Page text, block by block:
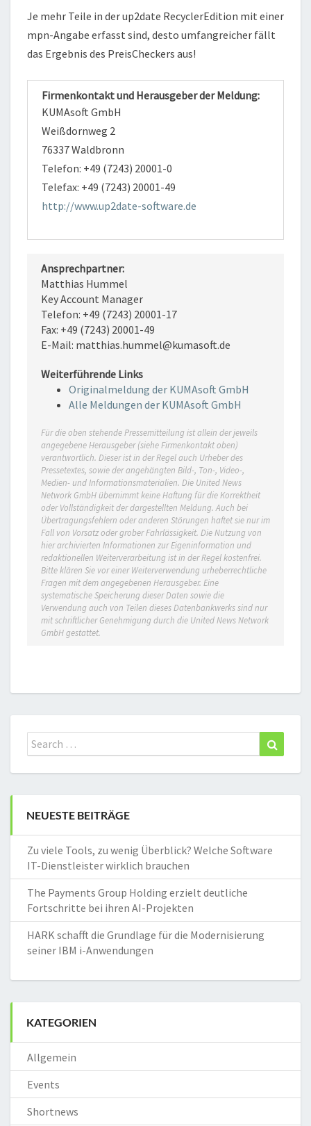
Je mehr Teile in der up2date RecyclerEdition mit einer
mpn-Angabe erfasst sind, desto umfangreicher fällt
das Ergebnis des PreisCheckers aus!
Firmenkontakt und Herausgeber der Meldung:
KUMAsoft GmbH
Weißdornweg 2
76337 Waldbronn
Telefon: +49 (7243) 20001-0
Telefax: +49 (7243) 20001-49
http://www.up2date-software.de
Ansprechpartner:
Matthias Hummel
Key Account Manager
Telefon: +49 (7243) 20001-17
Fax: +49 (7243) 20001-49
E-Mail: matthias.hummel@kumasoft.de
Weiterführende Links
Originalmeldung der KUMAsoft GmbH
Alle Meldungen der KUMAsoft GmbH
Für die oben stehende Pressemitteilung ist allein der jeweils
angegebene Herausgeber (siehe Firmenkontakt oben)
verantwortlich. Dieser ist in der Regel auch Urheber des
Pressetextes, sowie der angehängten Bild-, Ton-, Video-,
Medien- und Informationsmaterialien. Die United News
Network GmbH übernimmt keine Haftung für die Korrektheit
oder Vollständigkeit der dargestellten Meldung. Auch bei
Übertragungsfehlern oder anderen Störungen haftet sie nur im
Fall von Vorsatz oder grober Fahrlässigkeit. Die Nutzung von
hier archivierten Informationen zur Eigeninformation und
redaktionellen Weiterverarbeitung ist in der Regel kostenfrei.
Bitte klären Sie vor einer Weiterverwendung urheberrechtliche
Fragen mit dem angegebenen Herausgeber. Eine
systematische Speicherung dieser Daten sowie die
Verwendung auch von Teilen dieses Datenbankwerks sind nur
mit schriftlicher Genehmigung durch die United News Network
GmbH gestattet.
Search
for:
NEUESTE BEITRÄGE
Zu viele Tools, zu wenig Überblick? Welche Software
IT-Dienstleister wirklich brauchen
The Payments Group Holding erzielt deutliche
Fortschritte bei ihren AI-Projekten
HARK schafft die Grundlage für die Modernisierung
seiner IBM i-Anwendungen
KATEGORIEN
Allgemein
Events
Shortnews